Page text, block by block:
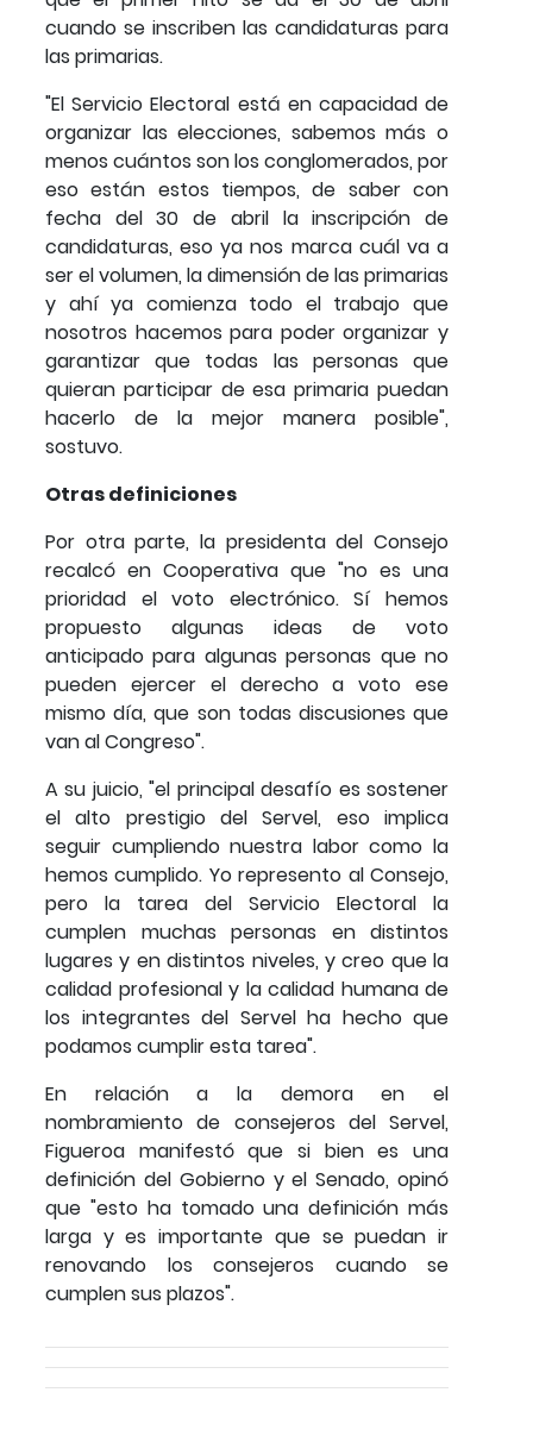
cuando se inscriben las candidaturas para
las primarias.
"El Servicio Electoral está en capacidad de
organizar las elecciones, sabemos más o
menos cuántos son los conglomerados, por
eso están estos tiempos, de saber con
fecha del 30 de abril la inscripción de
candidaturas, eso ya nos marca cuál va a
ser el volumen, la dimensión de las primarias
y ahí ya comienza todo el trabajo que
nosotros hacemos para poder organizar y
garantizar que todas las personas que
quieran participar de esa primaria puedan
hacerlo de la mejor manera posible",
sostuvo.
Otras definiciones
Por otra parte, la presidenta del Consejo
recalcó en Cooperativa que "no es una
prioridad el voto electrónico. Sí hemos
propuesto algunas ideas de voto
anticipado para algunas personas que no
pueden ejercer el derecho a voto ese
mismo día, que son todas discusiones que
van al Congreso".
A su juicio, "el principal desafío es sostener
el alto prestigio del Servel, eso implica
seguir cumpliendo nuestra labor como la
hemos cumplido. Yo represento al Consejo,
pero la tarea del Servicio Electoral la
cumplen muchas personas en distintos
lugares y en distintos niveles, y creo que la
calidad profesional y la calidad humana de
los integrantes del Servel ha hecho que
podamos cumplir esta tarea".
En relación a la demora en el
nombramiento de consejeros del Servel,
Figueroa manifestó que si bien es una
definición del Gobierno y el Senado, opinó
que "esto ha tomado una definición más
larga y es importante que se puedan ir
renovando los consejeros cuando se
cumplen sus plazos".